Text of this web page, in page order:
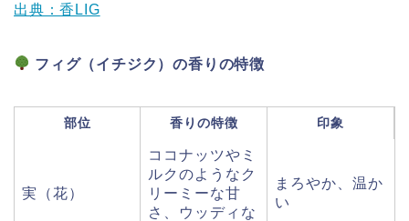
出典：香LIG
フィグ（イチジク）の香りの特徴
部位 香りの特徴 印象
実（花）
ココナッツやミ
ルクのようなク
リーミーな甘
さ、ウッディな
まろやか、温か
い